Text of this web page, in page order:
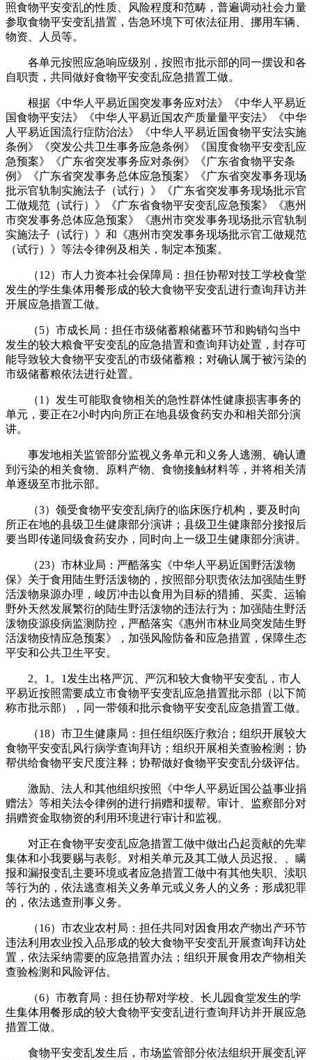
照食物平安变乱的性质、风险程度和范畴，普遍调动社会力量
参取食物平安变乱措置，告急环境下可依法征用、挪用车辆、
物资、人员等。
各单元按照应急响应级别，按照市批示部的同一摆设和各
自职责，共同做好食物平安变乱应急措置工做。
根据《中华人平易近国突发事务应对法》《中华人平易近
国食物平安法》《中华人平易近国农产质量量平安法》《中华
人平易近国流行症防治法》《中华人平易近国食物平安法实施
条例》《突发公共卫生事务应急条例》《国度食物平安变乱应
急预案》《广东省突发事务应对条例》《广东省食物平安条
例》《广东省突发事务总体应急预案》《广东省突发事务现场
批示官轨制实施法子（试行）》《广东省突发事务现场批示官
工做规范（试行）》《广东省食物平安变乱应急预案》《惠州
市突发事务总体应急预案》《惠州市突发事务现场批示官轨制
实施法子（试行）》和《惠州市突发事务现场批示官工做规范
（试行）》等法令律例及相关，制定本预案。
（12）市人力资本社会保障局：担任协帮对技工学校食堂
发生的学生集体用餐形成的较大食物平安变乱进行查询拜访并
开展应急措置工做。
（5）市成长局：担任市级储蓄粮储蓄环节和购销勾当中
发生的较大粮食平安变乱的应急措置和查询拜访处置，封存可
能导致较大食物平安变乱的市级储蓄粮；对确认属于被污染的
市级储蓄粮依法进行处置。
（1）发生可能取食物相关的急性群体性健康损害事务的
单元，要正在2小时内向所正在地县级食药安办和相关部分演
讲。
事发地相关监管部分监视义务单元和义务人逃溯、确认遭
到污染的相关食物、原料产物、食物接触材料等，并将相关清
单逐级至市批示部。
（3）领受食物平安变乱病疗的临床医疗机构，要及时向
所正在地的县级卫生健康部分演讲；县级卫生健康部分接报后
要当即传递同级食药安办，同时向上一级卫生健康部分演讲。
（23）市林业局：严酷落实《中华人平易近国野活泼物
保》关于食用陆生野活泼物的，按照部分职责依法加强陆生野
活泼物泉源办理，峻厉冲击以食用为目标的猎捕、买卖、运输
野外天然发展繁衍的陆生野活泼物的违法行为；加强陆生野活
泼物疫源疫病监测防控，严酷落实《惠州市林业局突发陆生野
活泼物疫情应急预案》，加强风险防备和应急措置，保障生态
平安和公共卫生平安。
2。1。1发生出格严沉、严沉和较大食物平安变乱，市人
平易近按照需要成立市食物平安变乱应急措置批示部（以下简
称市批示部），同一带领和批示食物平安变乱应急措置工做。
（18）市卫生健康局：担任组织医疗救治；组织开展较大
食物平安变乱风行病学查询拜访；组织开展相关查验检测；协
帮供给食物平安尺度注释；协帮做好食物平安变乱分级评估。
激励、法人和其他组织按照《中华人平易近国公益事业捐
赠法》等相关法令律例的进行捐赠和援帮。审计、监察部分对
捐赠资金取物资的利用环境进行审计和监视。
对正在食物平安变乱应急措置工做中做出凸起贡献的先辈
集体和小我要赐与表彰。对相关单元及其工做人员迟报、、瞒
报和漏报变乱主要环境或者应急措置工做中有其他失职、渎职
等行为的，依法逃查相关义务单元或义务人的义务；形成犯罪
的，依法逃查刑事义务。
（16）市农业农村局：担任共同对因食用农产物出产环节
违法利用农业投入品形成的较大食物平安变乱开展查询拜访处
置，依法采纳需要的应急措置办法；组织开展食用农产物相关
查验检测和风险评估。
（6）市教育局：担任协帮对学校、长儿园食堂发生的学
生集体用餐形成的较大食物平安变乱进行查询拜访并开展应急
措置工做。
食物平安变乱发生后，市场监管部分依法组织开展变乱评